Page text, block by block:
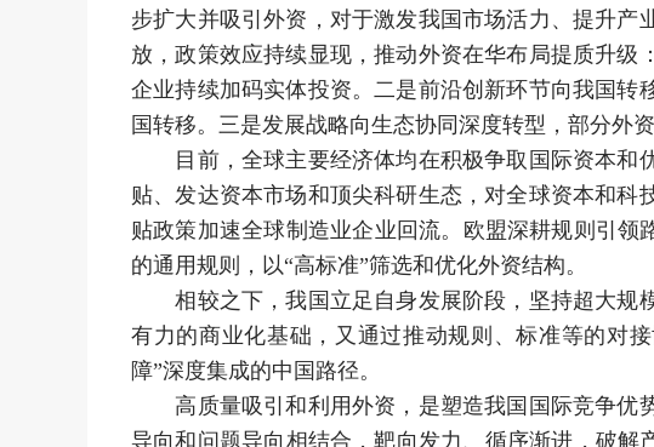
步扩大并吸引外资，对于激发我国市场活力、提升
放，政策效应持续显现，推动外资在华布局提质升
企业持续加码实体投资。二是前沿创新环节向我国
国转移。三是发展战略向生态协同深度转型，部分外
目前，全球主要经济体均在积极争取国际资本和
贴、发达资本市场和顶尖科研生态，对全球资本和
贴政策加速全球制造业企业回流。欧盟深耕规则引
的通用规则，以“高标准”筛选和优化外资结构。
相较之下，我国立足自身发展阶段，坚持超大规
有力的商业化基础，又通过推动规则、标准等的对
障”深度集成的中国路径。
高质量吸引和利用外资，是塑造我国国际竞争优
导向和问题导向相结合，靶向发力、循序渐进，破解